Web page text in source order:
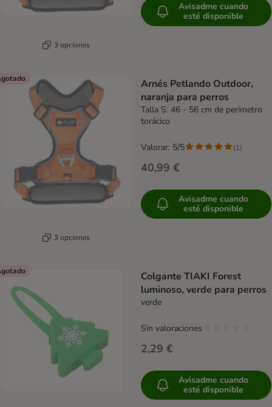
3 opciones
Avisadme cuando
esté disponible
3 opciones
Arnés Petlando Outdoor,
naranja para perros
Talla S: 46 - 56 cm de perímetro
torácico
40,99 €
Valorar: 5/5 (1)
Avisadme cuando
esté disponible
Colgante TIAKI Forest
luminoso, verde para perros
verde
2,29 €
Sin valoraciones
Avisadme cuando
esté disponible